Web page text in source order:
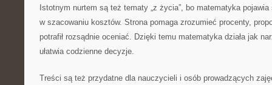
Istotnym nurtem są też tematy „z życia”, bo matematyka
w szacowaniu kosztów. Strona pomaga zrozumieć procenty,
potrafił rozsądnie oceniać. Dzięki temu matematyka działa jak
ułatwia codzienne decyzje.
Treści są też przydatne dla nauczycieli i osób prowadzących